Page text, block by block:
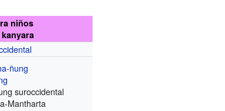
niños
ñung
suroccidental
Mantharta